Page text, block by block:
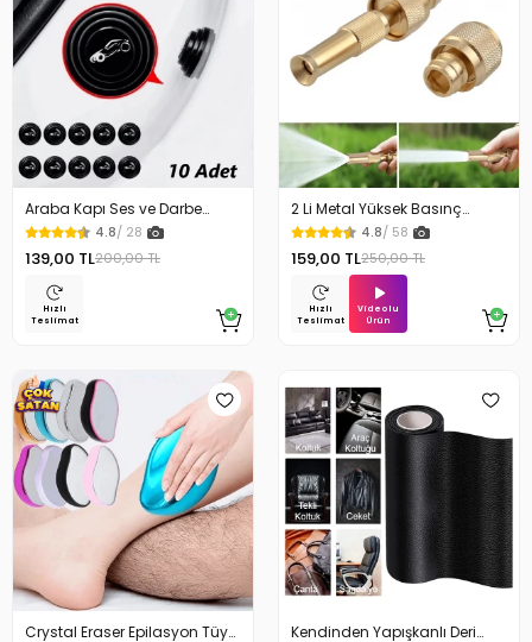
Araba Kapı Ses ve Darbe
Emici Pad 10 Adet
4.8/ 28
139,00 TL200,00 TL
Hızlı
Teslimat
2 Li Metal Yüksek Basınç
Yağmurlamalı Hortum Ucu
4.8/ 58
159,00 TL250,00 TL
Hızlı
Teslimat
Videolu
Ürün
Crystal Eraser Epilasyon Tüy
Kendinden Yapışkanlı Deri